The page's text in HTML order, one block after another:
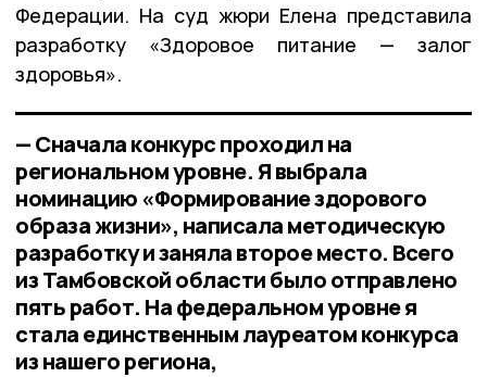
Федерации. На суд жюри Елена представила
разработку «Здоровое питание — залог
здоровья».
— Сначала конкурс проходил на
региональном уровне. Я выбрала
номинацию «Формирование здорового
образа жизни», написала методическую
разработку и заняла второе место. Всего
из Тамбовской области было отправлено
пять работ. На федеральном уровне я
стала единственным лауреатом конкурса
из нашего региона,